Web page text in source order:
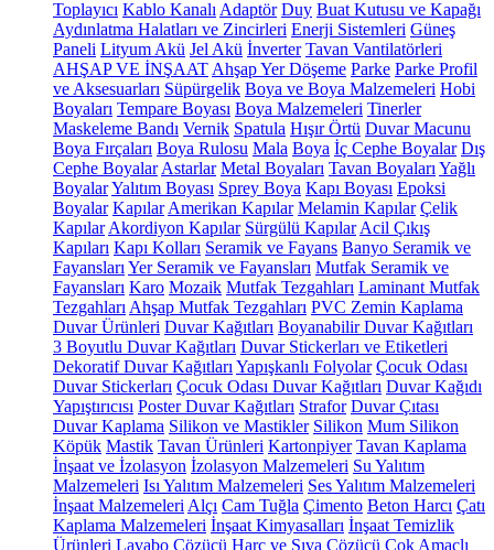
Toplayıcı Kablo Kanalı Adaptör Duy Buat Kutusu ve Kapağı
Aydınlatma Halatları ve Zincirleri Enerji Sistemleri Güneş
Paneli Lityum Akü Jel Akü İnverter Tavan Vantilatörleri
AHŞAP VE İNŞAAT Ahşap Yer Döşeme Parke Parke Profil
ve Aksesuarları Süpürgelik Boya ve Boya Malzemeleri Hobi
Boyaları Tempare Boyası Boya Malzemeleri Tinerler
Maskeleme Bandı Vernik Spatula Hışır Örtü Duvar Macunu
Boya Fırçaları Boya Rulosu Mala Boya İç Cephe Boyalar Dış
Cephe Boyalar Astarlar Metal Boyaları Tavan Boyaları Yağlı
BoyalarYalıtım Boyası Sprey Boya Kapı Boyası Epoksi
Boyalar Kapılar Amerikan Kapılar Melamin Kapılar Çelik
Kapılar Akordiyon Kapılar Sürgülü Kapılar Acil Çıkış
Kapıları Kapı Kolları Seramik ve Fayans Banyo Seramik ve
Fayansları Yer Seramik ve Fayansları Mutfak Seramik ve
Fayansları Karo Mozaik Mutfak Tezgahları Laminant Mutfak
Tezgahları Ahşap Mutfak Tezgahları PVC Zemin Kaplama
Duvar Ürünleri Duvar Kağıtları Boyanabilir Duvar Kağıtları
3 Boyutlu Duvar Kağıtları Duvar Stickerları ve Etiketleri
Dekoratif Duvar Kağıtları Yapışkanlı Folyolar Çocuk Odası
Duvar Stickerları Çocuk Odası Duvar Kağıtları Duvar Kağıdı
Yapıştırıcısı Poster Duvar Kağıtları Strafor Duvar Çıtası
Duvar Kaplama Silikon ve Mastikler Silikon Mum Silikon
Köpük Mastik Tavan Ürünleri Kartonpiyer Tavan Kaplama
İnşaat ve İzolasyon İzolasyon Malzemeleri Su Yalıtım
Malzemeleri Isı Yalıtım Malzemeleri Ses Yalıtım Malzemeleri
İnşaat Malzemeleri Alçı Cam Tuğla Çimento Beton Harcı Çatı
Kaplama Malzemeleri İnşaat Kimyasalları İnşaat Temizlik
Ürünleri Lavabo Çözücü Harç ve Sıva Çözücü Çok Amaçlı